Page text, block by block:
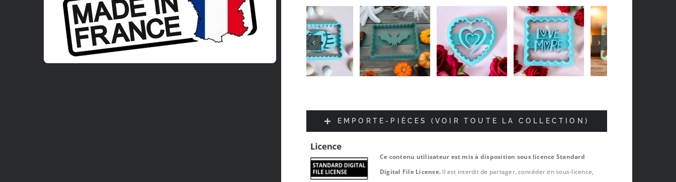
EMPORTE-PIÈCES (VOIR TOUTE LA COLLECTION)
Ce contenu utilisateur est mis à disposition sous licence Standard
Digital File License. Il est interdit de partager, concéder en sous-licence,